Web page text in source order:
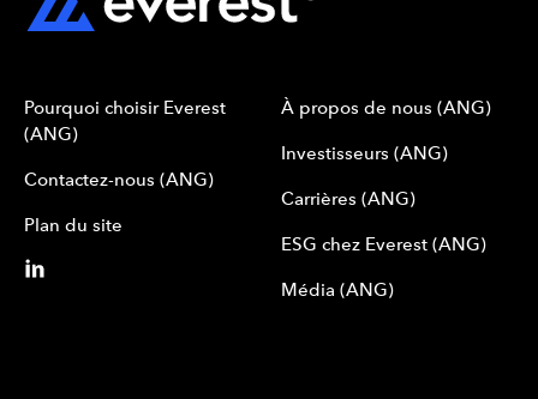
Pourquoi choisir Everest
(ANG)
Contactez-nous (ANG)
Plan du site
À propos de nous (ANG)
Investisseurs (ANG)
Carrières (ANG)
ESG chez Everest (ANG)
Média (ANG)